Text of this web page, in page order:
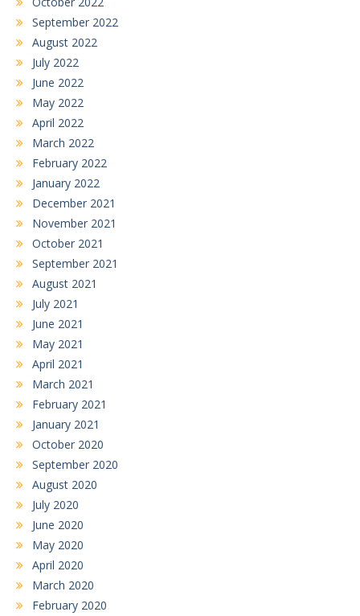
September 2022
August 2022
July 2022
June 2022
May 2022
April 2022
March 2022
February 2022
January 2022
December 2021
November 2021
October 2021
September 2021
August 2021
July 2021
June 2021
May 2021
April 2021
March 2021
February 2021
January 2021
October 2020
September 2020
August 2020
July 2020
June 2020
May 2020
April 2020
March 2020
February 2020